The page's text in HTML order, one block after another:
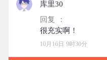
库里30
回复 ：
10月16日 9时30分